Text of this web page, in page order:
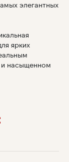
элегантных
ярких
и насыщенном